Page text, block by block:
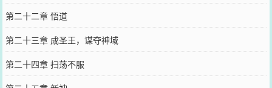
第二十二章 悟道
第二十三章 成圣王，谋夺神域
第二十四章 扫荡不服